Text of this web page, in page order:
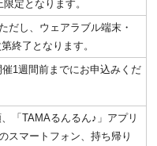
定となります。
し、ウェアラブル端末・
終了となります。
1週間前までにお申込みくだ
「TAMAるんるん♪」アプリ
スマートフォン、持ち帰り